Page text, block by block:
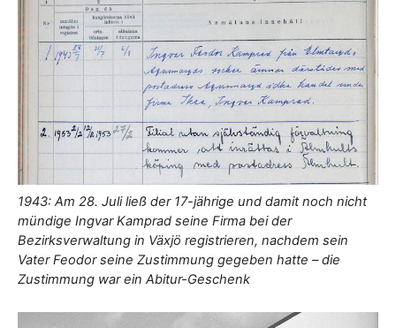
1943: Am 28. Juli ließ der 17-jährige und damit noch nicht
mündige Ingvar Kamprad seine Firma bei der
Bezirksverwaltung in Växjö registrieren, nachdem sein
Vater Feodor seine Zustimmung gegeben hatte – die
Zustimmung war ein Abitur-Geschenk